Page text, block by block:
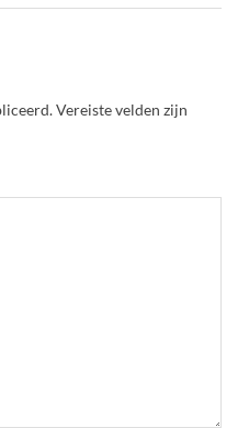
Vereiste velden zijn